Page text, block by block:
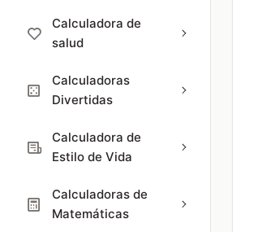
Calculadora de
salud
Calculadoras
Divertidas
Calculadora de
Estilo de Vida
Calculadoras de
Matemáticas